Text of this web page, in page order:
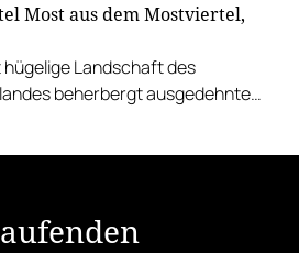
Most aus dem Mostviertel,
hügelige Landschaft des
beherbergt ausgedehnte